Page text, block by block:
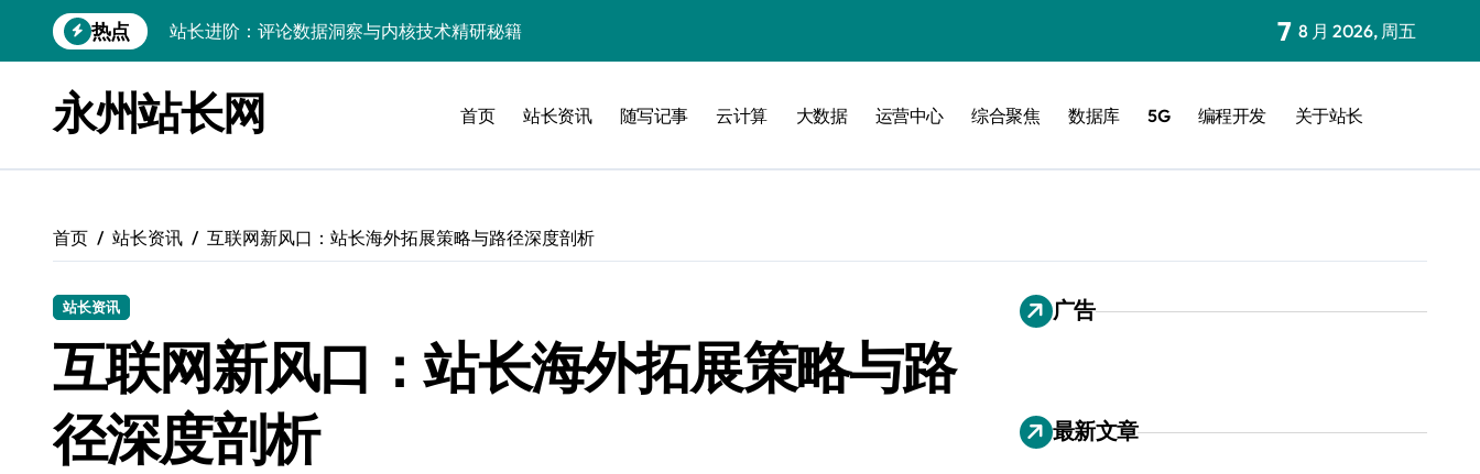
到
热点
Go内核驱动：构建健康评论区生态
站长必知：强化评论管控，筑牢云安全防线
开发资讯提炼精要：云运维视角下的技术洞察升级
Windows运行库高效管理核心策略
云安全护航传媒：数据驱动新防线
弹性计算赋能Android云架构性能跃迁
Windows高效搭建：精准管理运行库，加速创业
7 8 月 2026, 周五
永州站长网 首页 站长资讯 随写记事 云计算 大数据 运营中心 综合聚焦 数据库 5G 编程开发 关于站长
首页 站长资讯 互联网新风口：站长海外拓展策略与路径深度剖析
站长资讯
互联网新风口：站长海外拓展策略与路
径深度剖析
广告
最新文章